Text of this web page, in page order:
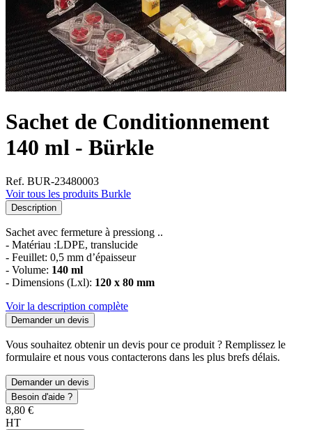
Sachet de Conditionnement
140 ml - Bürkle
Ref. BUR-23480003
Voir tous les produits Burkle
Description
Sachet avec fermeture à pressiong ..
- Matériau :LDPE, translucide
- Feuillet: 0,5 mm d’épaisseur
- Volume: 140 ml
- Dimensions (Lxl): 120 x 80 mm
Voir la description complète
Demander un devis
Vous souhaitez obtenir un devis pour ce produit ? Remplissez le
formulaire et nous vous contacterons dans les plus brefs délais.
Demander un devis
Besoin d'aide ?
8,80 €
HT